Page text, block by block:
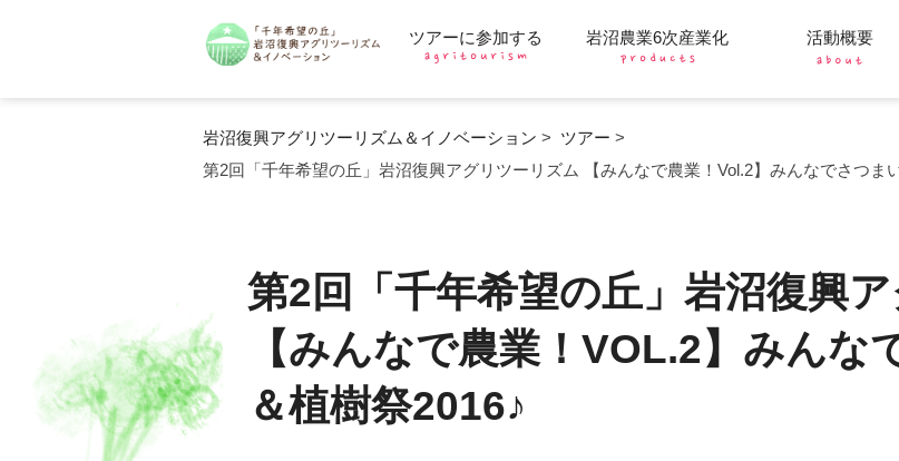
ツアーに参加する 岩沼農業6次産業化 活動概要
岩沼復興アグリツーリズム＆イノベーション > ツアー >
第2回「千年希望の丘」岩沼復興アグリツーリズム 【みんなで農業！Vol.2】みんなでさつま
第2回「千年希望の丘」岩沼復興
【みんなで農業！VOL.2】みんな
＆植樹祭2016♪